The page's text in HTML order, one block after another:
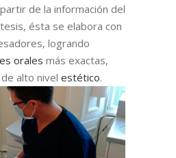
de la información del
ésta se elabora con
logrando
orales más exactas,
alto nivel estético.